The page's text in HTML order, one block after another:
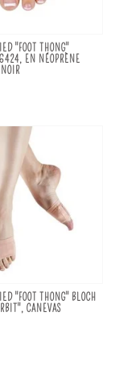
"FOOT THONG"
EN NÉOPRÈNE
"FOOT THONG" BLOCH
CANEVAS